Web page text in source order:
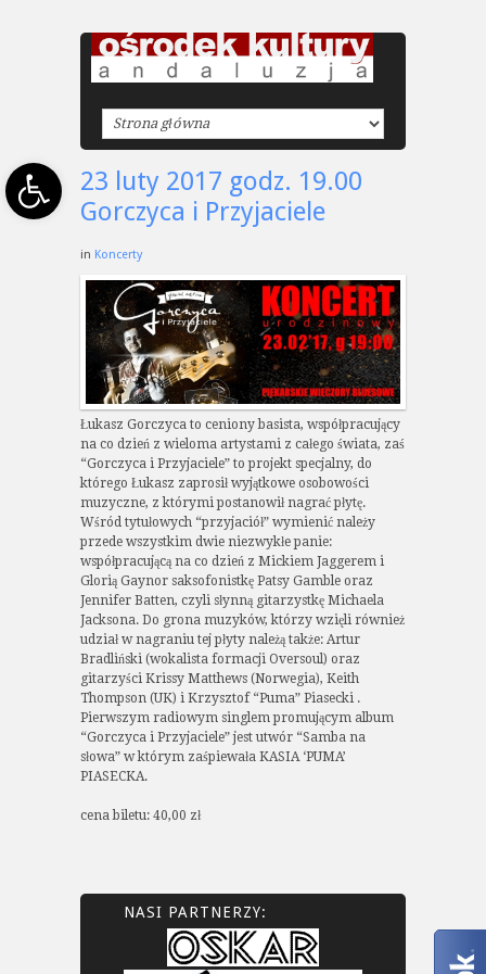
Open toolbar23 luty 2017 godz. 19.00
Gorczyca i Przyjaciele
in Koncerty
Łukasz Gorczyca to ceniony basista, współpracujący
na co dzień z wieloma artystami z całego świata, zaś
“Gorczyca i Przyjaciele” to projekt specjalny, do
którego Łukasz zaprosił wyjątkowe osobowości
muzyczne, z którymi postanowił nagrać płytę.
Wśród tytułowych “przyjaciół” wymienić należy
przede wszystkim dwie niezwykłe panie:
współpracującą na co dzień z Mickiem Jaggerem i
Glorią Gaynor saksofonistkę Patsy Gamble oraz
Jennifer Batten, czyli słynną gitarzystkę Michaela
Jacksona. Do grona muzyków, którzy wzięli również
udział w nagraniu tej płyty należą także: Artur
Bradliński (wokalista formacji Oversoul) oraz
gitarzyści Krissy Matthews (Norwegia), Keith
Thompson (UK) i Krzysztof “Puma” Piasecki .
Pierwszym radiowym singlem promującym album
“Gorczyca i Przyjaciele” jest utwór “Samba na
słowa” w którym zaśpiewała KASIA ‘PUMA’
PIASECKA.
cena biletu: 40,00 zł
NASI PARTNERZY: